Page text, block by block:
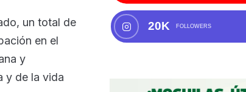
un total de
en el
y
y de la vida
20K FOLLOWERS